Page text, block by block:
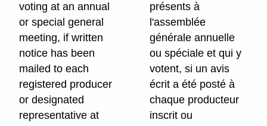
voting at an annual
or special general
meeting, if written
notice has been
mailed to each
registered producer
or designated
representative at
présents à
l'assemblée
générale annuelle
ou spéciale et qui y
votent, si un avis
écrit a été posté à
chaque producteur
inscrit ou